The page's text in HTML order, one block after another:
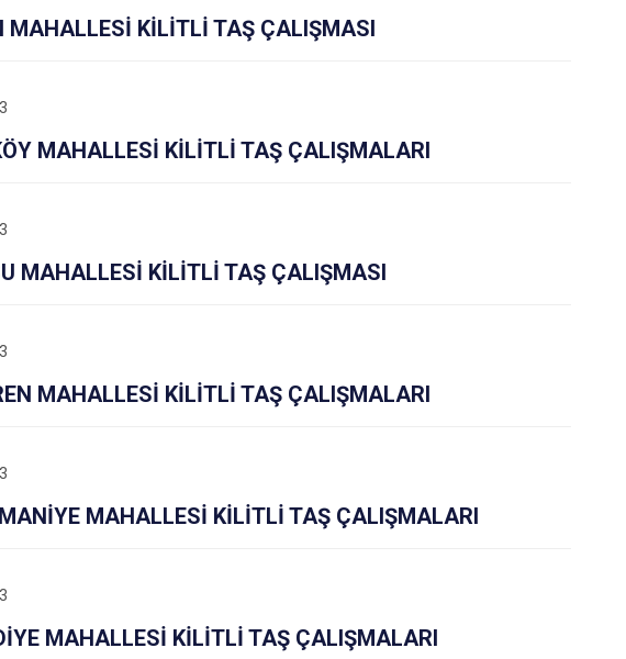
MAHALLESİ KİLİTLİ TAŞ ÇALIŞMASI
MAHALLESİ KİLİTLİ TAŞ ÇALIŞMALARI
MAHALLESİ KİLİTLİ TAŞ ÇALIŞMASI
MAHALLESİ KİLİTLİ TAŞ ÇALIŞMALARI
MAHALLESİ KİLİTLİ TAŞ ÇALIŞMALARI
MAHALLESİ KİLİTLİ TAŞ ÇALIŞMALARI